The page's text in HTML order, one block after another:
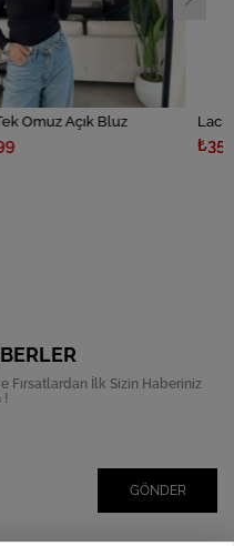
Bluz Lacivert Tek Omuz
Fırsatlardan İlk Sizin Haberiniz
!
GÖNDER